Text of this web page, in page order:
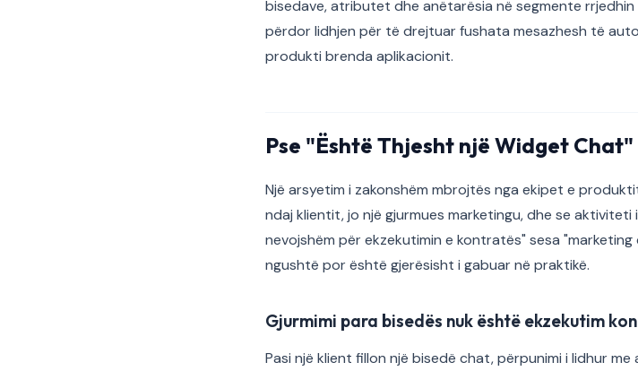
bisedave, atributet dhe anëtarësia në segmente
përdor lidhjen për të drejtuar fushata mesazhesh të
produkti brenda aplikacionit.
Pse "Është Thjesht një Widget
Një arsyetim i zakonshëm mbrojtës nga ekipet e
ndaj klientit, jo një gjurmues marketingu, dhe se
nevojshëm për ekzekutimin e kontratës" sesa
ngushtë por është gjerësisht i gabuar në praktikë.
Gjurmimi para bisedës nuk është ekzekutim
Pasi një klient fillon një bisedë chat, përpunimi i lidhur